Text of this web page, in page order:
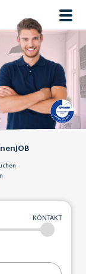
KONTAKT